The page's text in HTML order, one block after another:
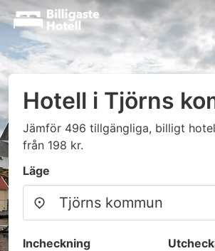
Hotell i Tjörns
Jämför 496 tillgängliga, billigt
från 198 kr.
Läge
Incheckning